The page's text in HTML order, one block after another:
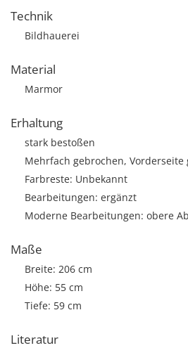
Technik
Bildhauerei
Material
Marmor
Erhaltung
stark bestoßen
Mehrfach gebrochen, Vorderseite
Farbreste: Unbekannt
Bearbeitungen: ergänzt
Moderne Bearbeitungen: obere
Maße
Breite: 206 cm
Höhe: 55 cm
Tiefe: 59 cm
Literatur